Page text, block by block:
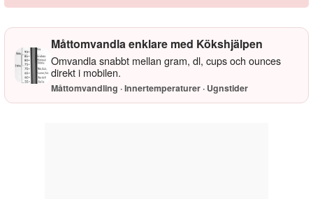
Måttomvandla enklare med Kökshjälpen
Omvandla snabbt mellan gram, dl, cups och ounces
direkt i mobilen.
Måttomvandling · Innertemperaturer · Ugnstider